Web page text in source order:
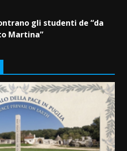
gli studenti de “da
Martina”